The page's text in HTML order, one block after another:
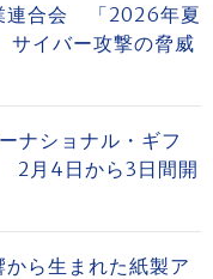
連合会 「2026年夏
イバー攻撃の脅威
ナショナル・ギフ
2月4日から3日間開
ら生まれた紙製ア